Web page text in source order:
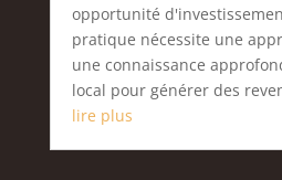
opportunité
pratique nécessite une
une connaissance
local pour générer des
lire plus